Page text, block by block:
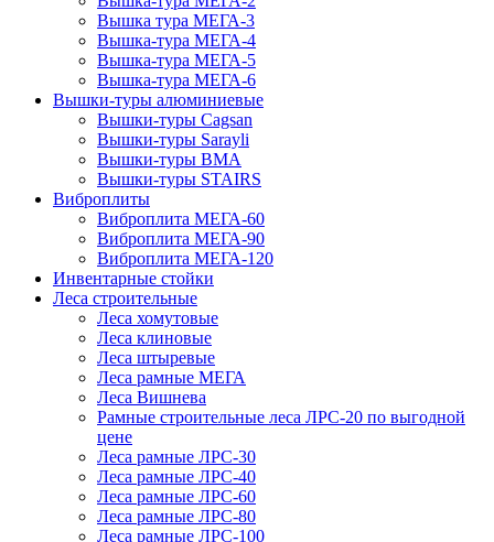
Вышка тура МЕГА-3
Вышка-тура МЕГА-4
Вышка-тура МЕГА-5
Вышка-тура МЕГА-6
Вышки-туры алюминиевые
Вышки-туры Cagsan
Вышки-туры Sarayli
Вышки-туры ВМА
Вышки-туры STAIRS
Виброплиты
Виброплита МЕГА-60
Виброплита МЕГА-90
Виброплита МЕГА-120
Инвентарные стойки
Леса строительные
Леса хомутовые
Леса клиновые
Леса штыревые
Леса рамные МЕГА
Леса Вишнева
Рамные строительные леса ЛРС-20 по выгодной
цене
Леса рамные ЛРС-30
Леса рамные ЛРС-40
Леса рамные ЛРС-60
Леса рамные ЛРС-80
Леса рамные ЛРС-100